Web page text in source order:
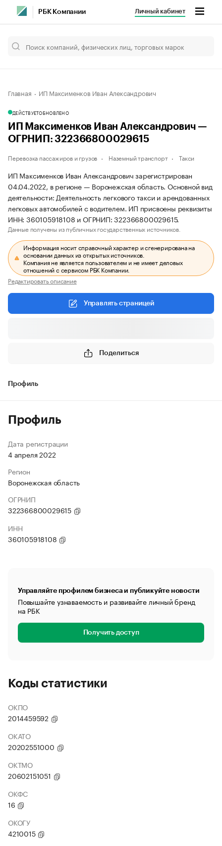
РБК Компании Личный кабинет
Главная ИП Максименков Иван Александрович
ДЕЙСТВУЕТОБНОВЛЕНО
ИП Максименков Иван Александрович —
ОГРНИП: 322366800029615
Перевозка пассажиров и грузов Наземный транспорт Такси
ИП Максименков Иван Александрович зарегистрирован
04.04.2022, в регионе — Воронежская область. Основной вид
деятельности: Деятельность легкового такси и арендованных
легковых автомобилей с водителем. ИП присвоены реквизиты
ИНН: 360105918108 и ОГРНИП: 322366800029615.
Данные получены из публичных государственных источников.
Информация носит справочный характер и сгенерирована на
основании данных из открытых источников.
Компания не является пользователем и не имеет деловых
отношений с сервисом РБК Компании.
Редактировать описание
Управлять страницей
Поделиться
Профиль
Профиль
Дата регистрации
4 апреля 2022
Регион
Воронежская область
ОГРНИП
322366800029615
ИНН
360105918108
Управляйте профилем бизнеса и публикуйте новости
Повышайте узнаваемость и развивайте личный бренд
на РБК
Получить доступ
Коды статистики
ОКПО
2014459592
ОКАТО
20202551000
ОКТМО
20602151051
ОКФС
16
ОКОГУ
4210015